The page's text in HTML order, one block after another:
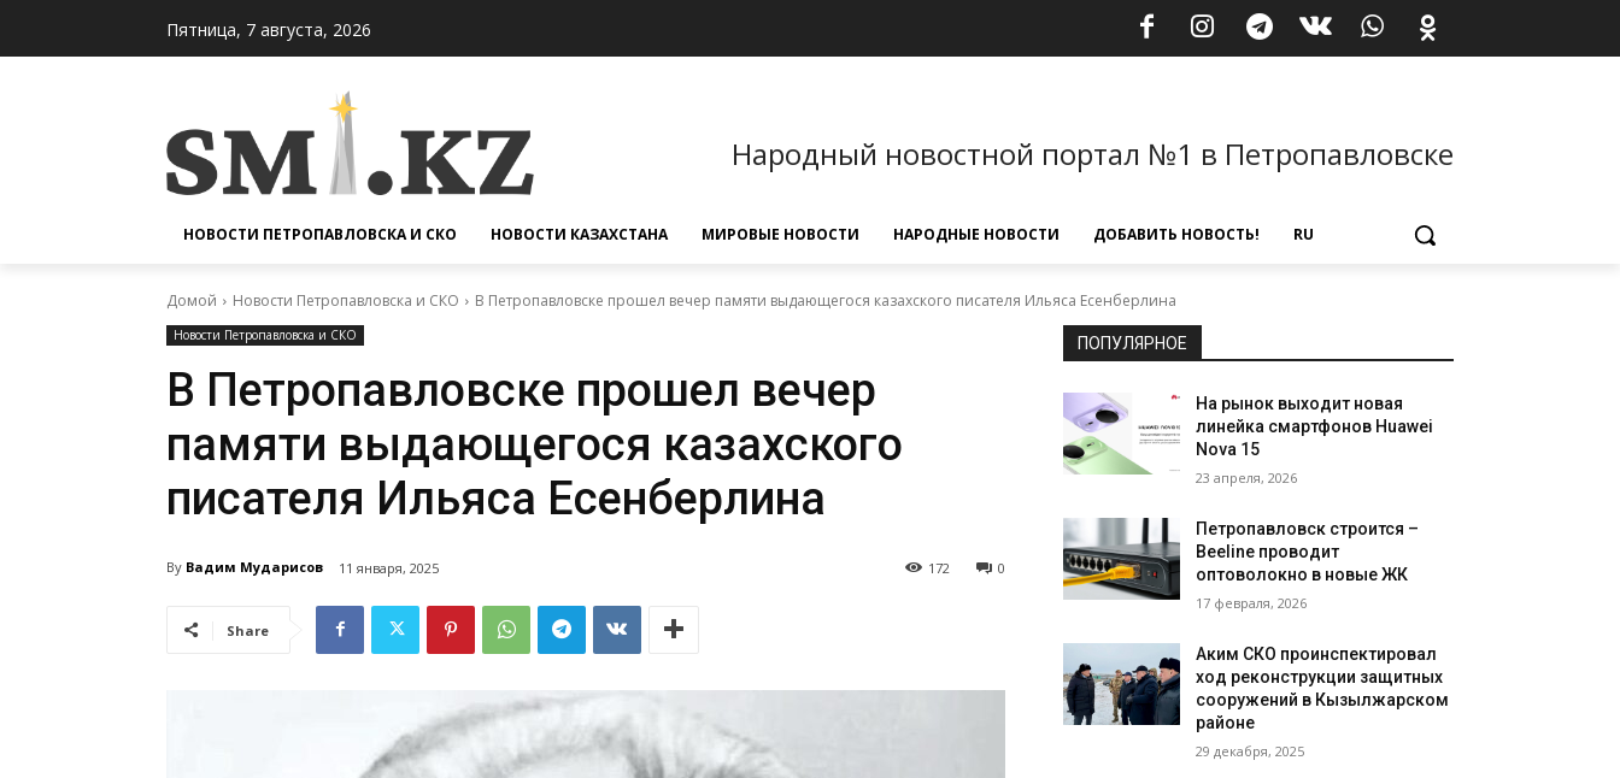
Пятница, 7 августа, 2026
Народный новостной портал №1 в Петропавловске
НОВОСТИ ПЕТРОПАВЛОВСКА И СКО НОВОСТИ КАЗАХСТАНА МИРОВЫЕ НОВОСТИ НАРОДНЫЕ НОВОСТИ ДОБАВИТЬ НОВОСТЬ! RU
Домой Новости Петропавловска и СКО В Петропавловске прошел вечер памяти выдающегося казахского писателя Ильяса Есенберлина
Новости Петропавловска и СКО
В Петропавловске прошел вечер
памяти выдающегося казахского
писателя Ильяса Есенберлина
By Вадим Мударисов 11 января, 2025 0
172
Share
ПОПУЛЯРНОЕ
На рынок выходит новая
линейка смартфонов Huawei
Nova 15
23 апреля, 2026
Петропавловск строится –
Beeline проводит
оптоволокно в новые ЖК
17 февраля, 2026
Аким СКО проинспектировал
ход реконструкции защитных
сооружений в Кызылжарском
районе
29 декабря, 2025